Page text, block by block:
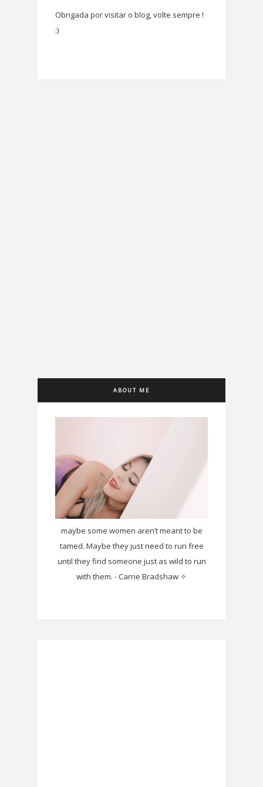
Obrigada por visitar o blog, volte sempre !
:)
ABOUT ME
maybe some women aren’t meant to be
tamed. Maybe they just need to run free
until they find someone just as wild to run
with them. - Carrie Bradshaw ✧